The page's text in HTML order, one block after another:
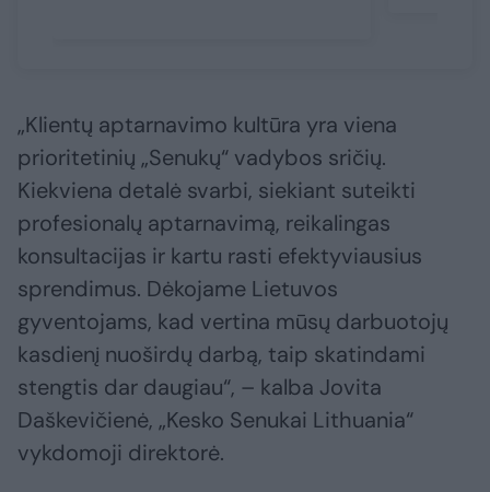
„Klientų aptarnavimo kultūra yra viena
prioritetinių „Senukų“ vadybos sričių.
Kiekviena detalė svarbi, siekiant suteikti
profesionalų aptarnavimą, reikalingas
konsultacijas ir kartu rasti efektyviausius
sprendimus. Dėkojame Lietuvos
gyventojams, kad vertina mūsų darbuotojų
kasdienį nuoširdų darbą, taip skatindami
stengtis dar daugiau“, – kalba Jovita
Daškevičienė, „Kesko Senukai Lithuania“
vykdomoji direktorė.